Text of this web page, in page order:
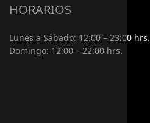
HORARIOS
Lunes a Sábado: 12:00 – 23:00 hrs.
Domingo: 12:00 – 22:00 hrs.